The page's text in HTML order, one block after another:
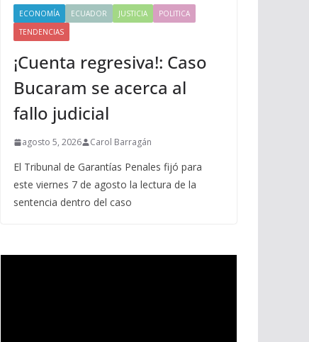
ECONOMÍA ECUADOR JUSTICIA
POLITICA
TENDENCIAS
¡Cuenta regresiva!: Caso
Bucaram se acerca al
fallo judicial
agosto 5, 2026 Carol Barragán
El Tribunal de Garantías Penales fijó para
este viernes 7 de agosto la lectura de la
sentencia dentro del caso